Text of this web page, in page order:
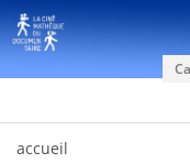
Hyppää sisältöön
accueil